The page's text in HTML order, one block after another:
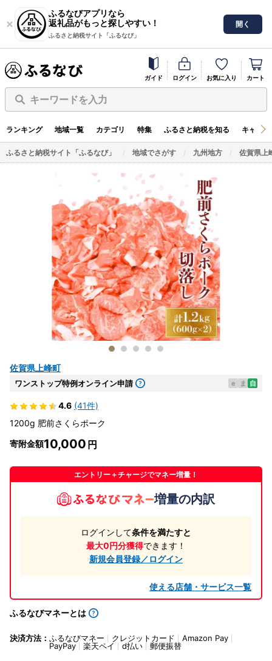
ふるなびアプリなら
返礼品がもっと探しやすい！
ふるさと納税サイト「ふるなび」
開く
ガイド ログイン お気に入り カート
キーワードを入力
ランキング 地域一覧 カテゴリ 特集 ふるさと納税を知る キャン
ふるさと納税サイト「ふるなび」 地域でさがす 九州地方 佐賀県上
佐賀県上峰町
ワンストップ特例オンライン申請 e ま 自
4.6 (41件)
1200g 肥前さくらポーク
寄附金額10,000
エントリー＋チャージでマネー増量！
増量の内訳
ログインして条件を満たすと
最大0円分獲得できます！
新規会員登録／ログイン
使える店舗・サービス一覧
ふるなびマネーとは
決済方法： ふるなびマネー クレジットカード
Amazon Pay
PayPay
楽天ペイ d払い 郵便振替